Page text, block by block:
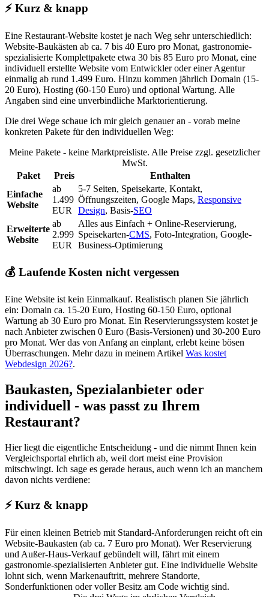
⚡ Kurz & knapp
Eine Restaurant-Website kostet je nach Weg sehr unterschiedlich:
Website-Baukästen ab ca. 7 bis 40 Euro pro Monat, gastronomie-
spezialisierte Komplettpakete etwa 30 bis 85 Euro pro Monat, eine
individuell erstellte Website vom Entwickler oder einer Agentur
einmalig ab rund 1.499 Euro. Hinzu kommen jährlich Domain (15-
20 Euro), Hosting (60-150 Euro) und optional Wartung. Alle
Angaben sind eine unverbindliche Marktorientierung.
Die drei Wege schaue ich mir gleich genauer an - vorab meine
konkreten Pakete für den individuellen Weg:
Meine Pakete - keine Marktpreisliste. Alle Preise zzgl. gesetzlicher
MwSt.
Paket
Preis
Enthalten
Einfache
Website
ab
1.499
EUR
5-7 Seiten, Speisekarte, Kontakt,
Öffnungszeiten, Google Maps, Responsive
Design, Basis-SEO
Erweiterte
Website
ab
2.999
EUR
Alles aus Einfach + Online-Reservierung,
Speisekarten-CMS, Foto-Integration, Google-
Business-Optimierung
💰 Laufende Kosten nicht vergessen
Eine Website ist kein Einmalkauf. Realistisch planen Sie jährlich
ein: Domain ca. 15-20 Euro, Hosting 60-150 Euro, optional
Wartung ab 30 Euro pro Monat. Ein Reservierungssystem kostet je
nach Anbieter zwischen 0 Euro (Basis-Versionen) und 30-200 Euro
pro Monat. Wer das von Anfang an einplant, erlebt keine bösen
Überraschungen. Mehr dazu in meinem Artikel Was kostet
Webdesign 2026?.
Baukasten, Spezialanbieter oder
individuell - was passt zu Ihrem
Restaurant?
Hier liegt die eigentliche Entscheidung - und die nimmt Ihnen kein
Vergleichsportal ehrlich ab, weil dort meist eine Provision
mitschwingt. Ich sage es gerade heraus, auch wenn ich an manchem
davon nichts verdiene:
⚡ Kurz & knapp
Für einen kleinen Betrieb mit Standard-Anforderungen reicht oft ein
Website-Baukasten (ab ca. 7 Euro pro Monat). Wer Reservierung
und Außer-Haus-Verkauf gebündelt will, fährt mit einem
gastronomie-spezialisierten Anbieter gut. Eine individuelle Website
lohnt sich, wenn Markenauftritt, mehrere Standorte,
Sonderfunktionen oder voller Besitz am Code wichtig sind.